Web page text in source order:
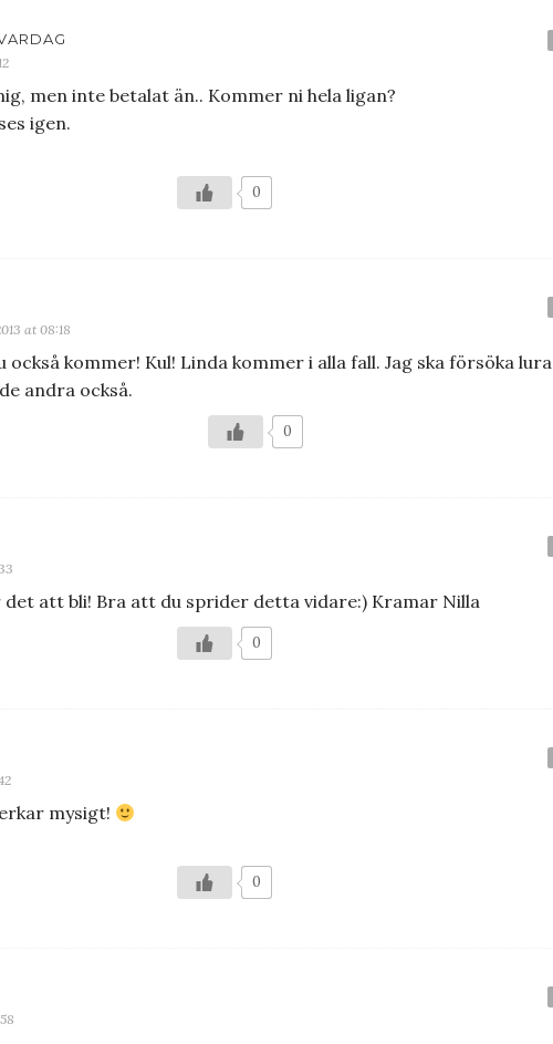
men inte betalat än.. Kommer ni hela ligan?
igen.
0
at 08:18
också kommer! Kul! Linda kommer i alla fall. Jag ska försöka lura
andra också.
0
det att bli! Bra att du sprider detta vidare:) Kramar Nilla
0
mysigt!
0